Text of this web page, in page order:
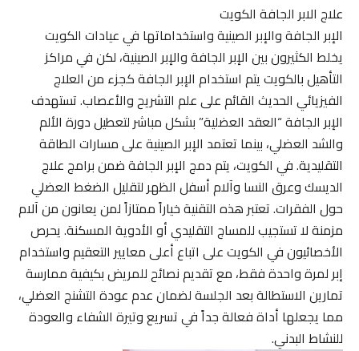
علاج الابر الجافة الكويت
الإبر الجافة والإبر الصينية واستخداماتها في عيادات الكويت
يخلط الكثيرون بين الإبر الجافة والإبر الصينية، لكن في مراكز
التأهيل بالكويت يتم استخدام الإبر الجافة كجزء من العلاج
الفيزيائي الحديث القائم على علم التشريح والأعصاب. تستهدف
الإبر الجافة “العقد العضلية” بشكل مباشر لتعطيل دورة الألم
والشد العضلي، بينما تعتمد الإبر الصينية على مسارات الطاقة
التقليدية. في الكويت، يتم دمج الإبر الجافة ضمن برامج علاج
الديسك وعرق النسا وآلام أسفل الظهر لتقليل الضغط العضلي
حول الفقرات. تعتبر هذه التقنية خياراً ممتازاً لمن يعانون من آلام
مزمنة لا تستجيب للمساج التقليدي أو الأدوية المسكنة. يحرص
الأخصائيون في الكويت على اتباع أعلى معايير التعقيم واستخدام
إبر لمرة واحدة فقط، مع تقديم نصائح للمريض بكيفية ممارسة
تمارين الاستطالة بعد الجلسة لضمان عدم عودة التشنج العضلي،
مما يجعلها أداة فعالة جداً في تسريع وتيرة الشفاء والعودة
للنشاط البدني.